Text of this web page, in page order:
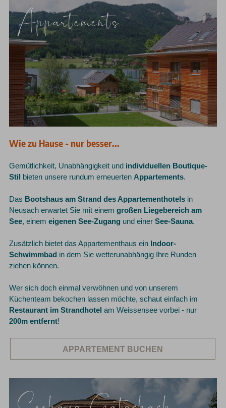
Appartements
Wie zu Hause - nur besser...
Gemütlichkeit, Unabhängigkeit und individuellen Boutique-
Stil
bieten unsere rundum erneuertenAppartements.
Das Bootshaus am Strand des Appartementhotels in
Neusach erwartet Sie mit einemgroßen Liegebereich am
See, einemeigenen See-Zugang und einerSee-Sauna.
Zusätzlich bietet das Appartementhaus ein Indoor-
Schwimmbad in dem Sie wetterunabhängig Ihre Runden
ziehen können.
Wer sich doch einmal verwöhnen und von unserem
Küchenteam bekochen lassen möchte, schaut einfach im
Restaurant im Strandhotel am Weissensee vorbei - nur
200m entfernt!
APPARTEMENT BUCHEN